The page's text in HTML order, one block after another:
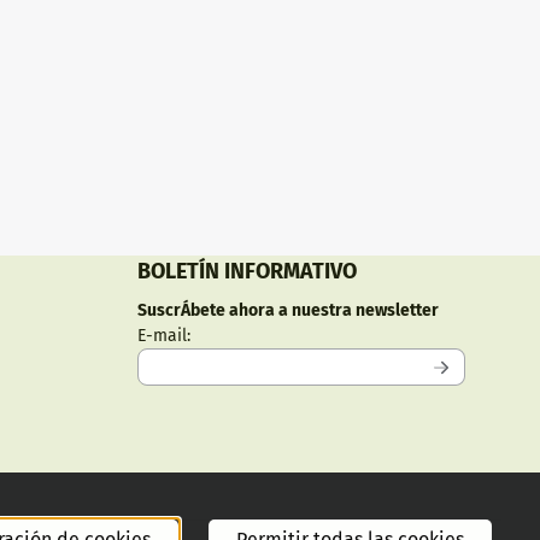
BOLETÍN INFORMATIVO
SuscrÁ­bete ahora a nuestra newsletter
E-mail:Introduzca su dirección de correo